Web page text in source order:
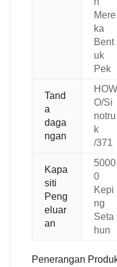
Mere
ka
Bent
uk
Pek
Tand
a
daga
ngan
HOW
O/Si
notru
k
/371
Kapa
siti
Peng
eluar
an
5000
0
Kepi
ng
Seta
hun
Penerangan